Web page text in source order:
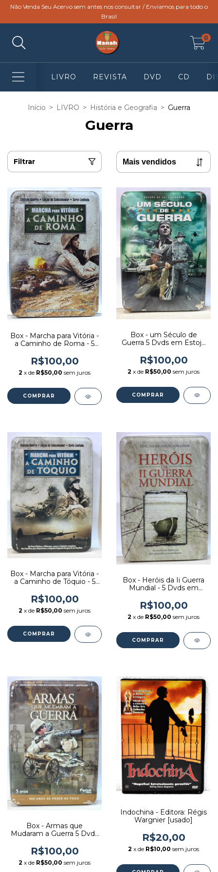
Não Venda Seu Acervo sem antes nos consultar / Enviamos para todo o
Brasil
0
LIVRO REVISTA DVD CD
Início > LIVRO > História e Geografia > Guerra
Guerra
Filtrar
Box - Marcha para Vitória -
a Caminho de Roma - 5
Editora: Diversos [usado]
R$100,00
2 x de R$50,00 sem juros
Box - um Século de
Guerra 5 Dvds em Estojo
[usado]
R$100,00
2 x de R$50,00 sem juros
Box - Marcha para Vitória -
a Caminho de Tóquio - 5
Editora: Diversos [usado]
R$100,00
2 x de R$50,00 sem juros
Box - Heróis da Ii Guerra
Mundial - 5 Dvds em
Diversos [usado]
R$100,00
2 x de R$50,00 sem juros
Box - Armas que
Mudaram a Guerra 5 Dvds
Editora: Vários [usado]
R$100,00
2 x de R$50,00 sem juros
Indochina - Editora: Régis
Wargnier [usado]
R$20,00
2 x de R$10,00 sem juros